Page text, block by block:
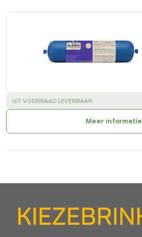
SUCCESS:
UIT VOORRAAD LEVERBAAR
Meer informatie